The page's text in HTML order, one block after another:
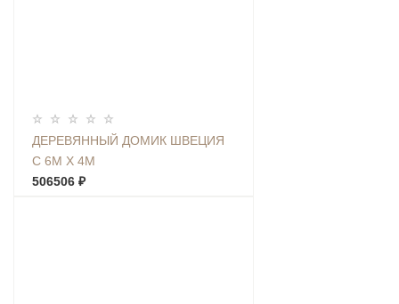
ДЕРЕВЯННЫЙ ДОМИК ШВЕЦИЯ
С 6М Х 4М
506506 ₽